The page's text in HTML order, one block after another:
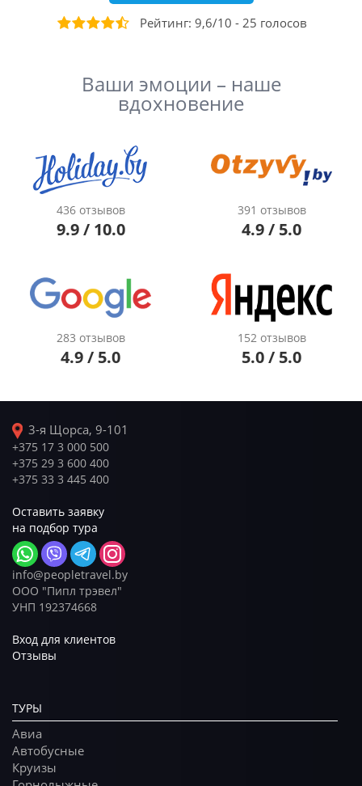
Рейтинг: 9,6/10 - 25 голосов
Ваши эмоции – наше
вдохновение
436 отзывов
9.9 / 10.0
391 отзывов
4.9 / 5.0
283 отзывов
4.9 / 5.0
152 отзывов
5.0 / 5.0
3-я Щорса, 9-101
+375 17 3 000 500
+375 29 3 600 400
+375 33 3 445 400
Оставить заявку
на подбор тура
info@peopletravel.by
ООО "Пипл трэвел"
УНП 192374668
Вход для клиентов
Отзывы
ТУРЫ
Авиа
Автобусные
Круизы